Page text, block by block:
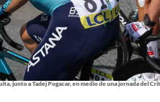
junto a Tadej Pogacar, en medio de una jornada del